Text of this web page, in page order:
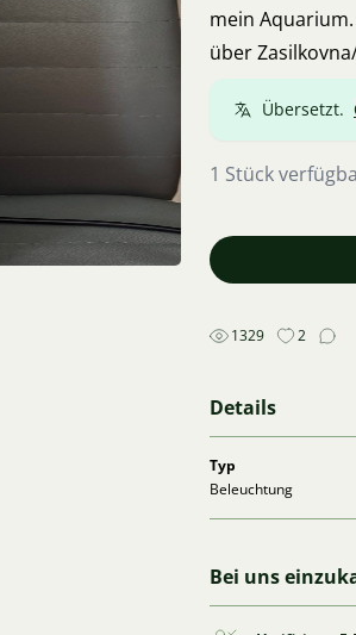
mein
über
Übersetzt.
1 Stück
1329 2
Details
Typ
Beleuchtung
Bei uns